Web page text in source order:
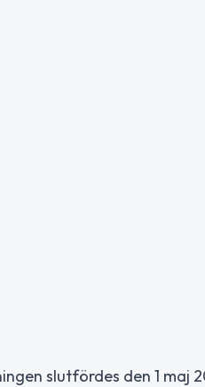
slutfördes den 1 maj